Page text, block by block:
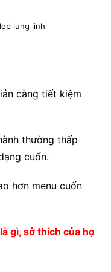
lung linh
càng tiết kiệm
thường thấp
cuốn.
hơn menu cuốn
gì, sở thích của họ